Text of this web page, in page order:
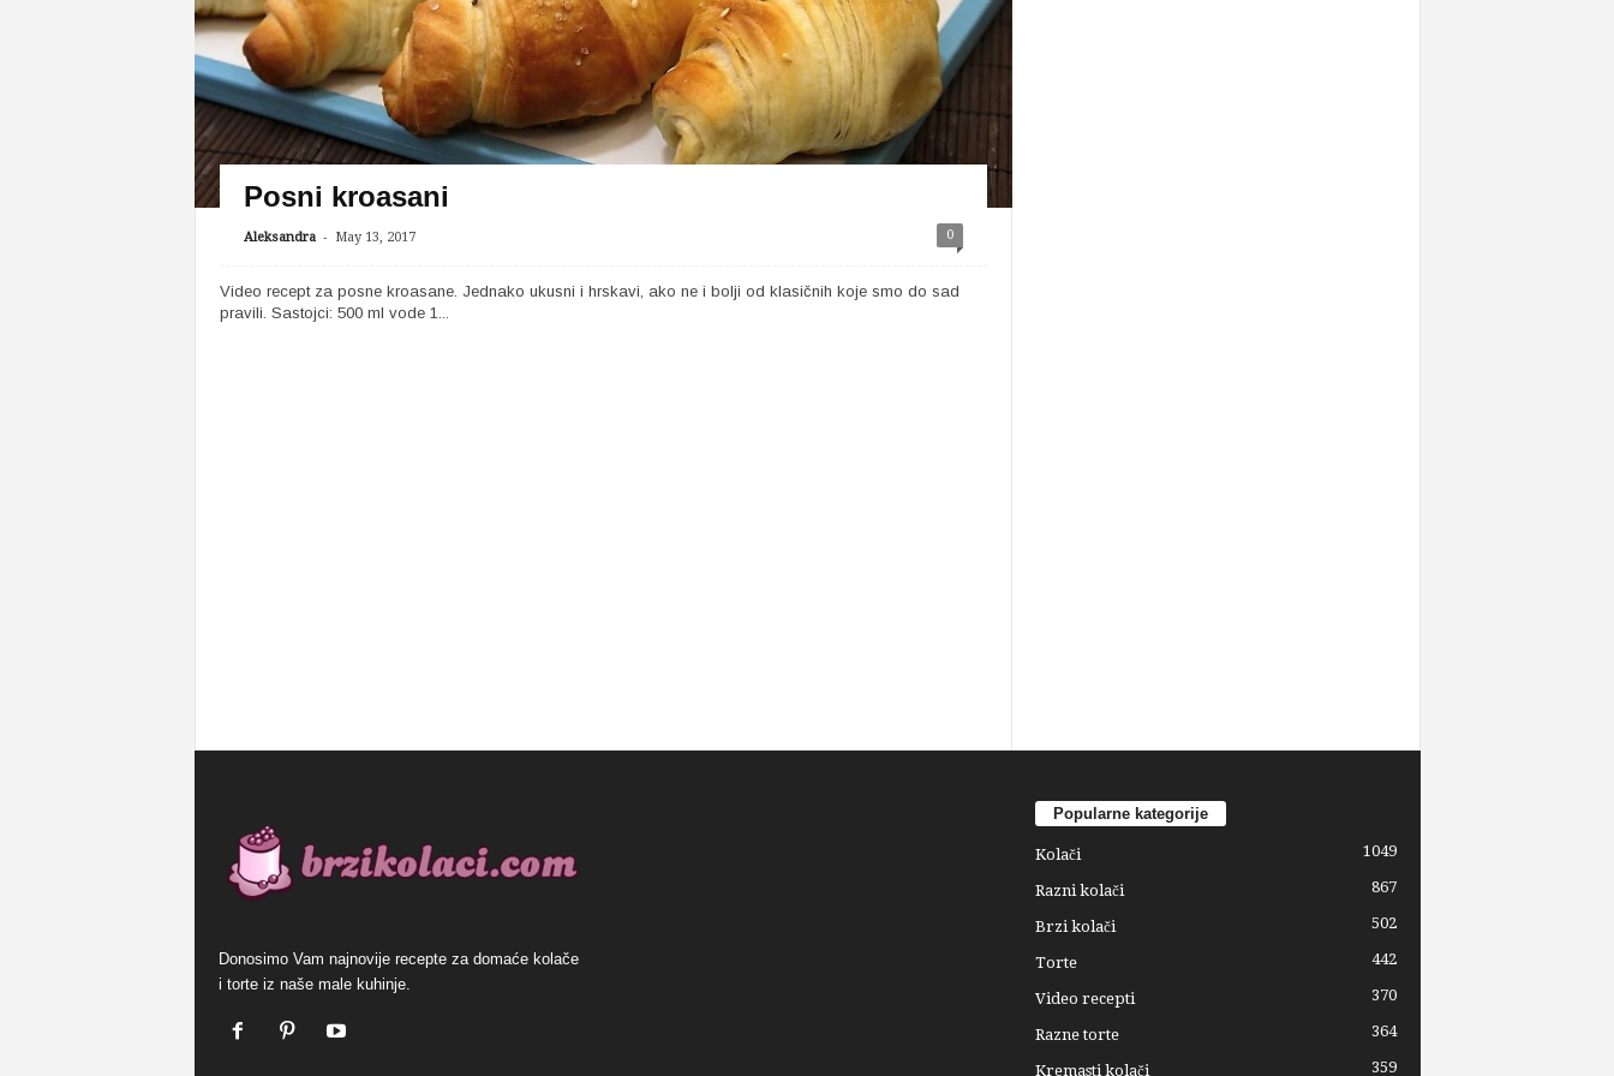
Posni kroasani
Aleksandra - May 13, 2017 0
Video recept za posne kroasane. Jednako ukusni i hrskavi, ako ne i bolji od klasičnih koje smo do sad
pravili. Sastojci: 500 ml vode 1...
Donosimo Vam najnovije recepte za domaće kolače
i torte iz naše male kuhinje.
Popularne kategorije
Kolači 1049
Razni kolači 867
Brzi kolači 502
Torte 442
Video recepti 370
Razne torte 364
Kremasti kolači 359